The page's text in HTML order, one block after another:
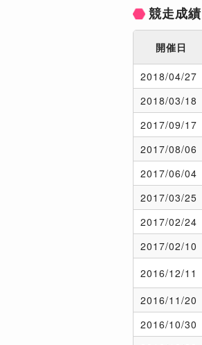
競走成績
開催日
2018/04/27
2018/03/18
2017/09/17
2017/08/06
2017/06/04
2017/03/25
2017/02/24
2017/02/10
2016/12/11
2016/11/20
2016/10/30